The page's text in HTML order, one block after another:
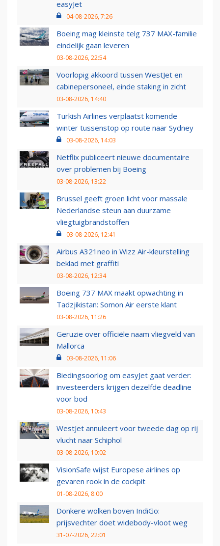
easyJet
04-08-2026, 7:26
Boeing mag kleinste telg 737 MAX-familie
eindelijk gaan leveren
03-08-2026, 22:54
Voorlopig akkoord tussen WestJet en
cabinepersoneel, einde staking in zicht
03-08-2026, 14:40
Turkish Airlines verplaatst komende
winter tussenstop op route naar Sydney
03-08-2026, 14:03
Netflix publiceert nieuwe documentaire
over problemen bij Boeing
03-08-2026, 13:22
Brussel geeft groen licht voor massale
Nederlandse steun aan duurzame
vliegtuigbrandstoffen
03-08-2026, 12:41
Airbus A321neo in Wizz Air-kleurstelling
beklad met graffiti
03-08-2026, 12:34
Boeing 737 MAX maakt opwachting in
Tadzjikistan: Somon Air eerste klant
03-08-2026, 11:26
Geruzie over officiële naam vliegveld van
Mallorca
03-08-2026, 11:06
Biedingsoorlog om easyJet gaat verder:
investeerders krijgen dezelfde deadline
voor bod
03-08-2026, 10:43
WestJet annuleert voor tweede dag op rij
vlucht naar Schiphol
03-08-2026, 10:02
VisionSafe wijst Europese airlines op
gevaren rook in de cockpit
01-08-2026, 8:00
Donkere wolken boven IndiGo:
prijsvechter doet widebody-vloot weg
31-07-2026, 22:01